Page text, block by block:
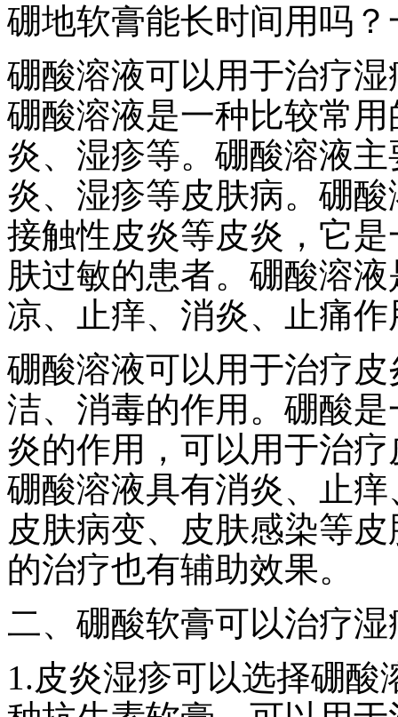
硼地软膏能长时间用吗
硼酸溶液可以用于治疗
硼酸溶液是一种比较常
炎、湿疹等。硼酸溶液
炎、湿疹等皮肤病。硼
接触性皮炎等皮炎，它
肤过敏的患者。硼酸溶
凉、止痒、消炎、止痛作
硼酸溶液可以用于治疗
洁、消毒的作用。硼酸
炎的作用，可以用于治
硼酸溶液具有消炎、止
皮肤病变、皮肤感染等
的治疗也有辅助效果。
二、硼酸软膏可以治疗湿
1.皮炎湿疹可以选择硼